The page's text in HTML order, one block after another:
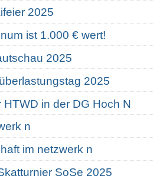
2025
ist 1.000 € wert!
2025
2025
HTWD in der DG Hoch N
n
im netzwerk n
SoSe 2025